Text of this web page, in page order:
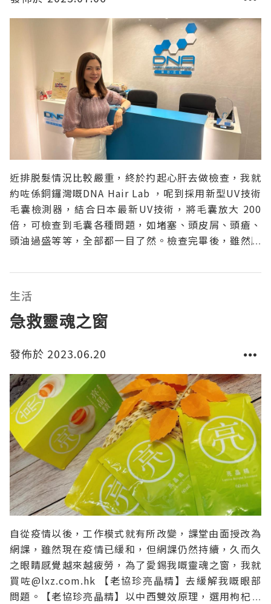
近排脱髮情況比較嚴重，終於扚起心肝去做檢查，我就
約咗係銅鑼灣嘅DNA Hair Lab ，呢到採用新型UV技術
毛囊檢測器，結合日本最新UV技術，將毛囊放大 200
倍，可檢查到毛囊各種問題，如堵塞、頭皮屑、頭瘡、
頭油過盛等等，全部都一目了然。檢查完畢後，雖然脱
令我好擔心，顧問話大概做半年療程，頭髮就會健康
返，所以就決定做埋療程去救救我啲頭髮。今次做嘅係
生活
急救靈魂之窗
發佈於 2023.06.20
自從疫情以後，工作模式就有所改變，課堂由面授改為
網課，雖然現在疫情已緩和，但網課仍然持續，久而久
之眼睛感覺越來越疲勞，為了愛錫我嘅靈魂之窗，我就
買咗@lxz.com.hk 【老協珍亮晶精】去緩解我嘅眼部
問題。【老協珍亮晶精】以中西雙效原理，選用枸杞、